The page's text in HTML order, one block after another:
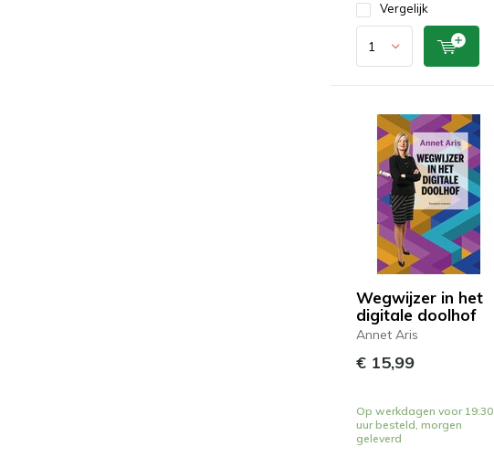
Vergelijk
Wegwijzer in het
digitale doolhof
Annet Aris
€ 15,99
Op werkdagen voor 19:30
uur besteld, morgen
geleverd